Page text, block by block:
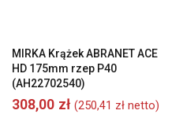
MIRKA Krążek ABRANET ACE
HD 175mm rzep P40
(AH22702540)
308,00 zł (250,41 zł netto)